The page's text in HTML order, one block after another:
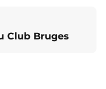
Club Bruges